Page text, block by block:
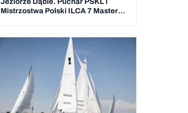
Jeziorze Dąbie. Puchar PSKL i
Mistrzostwa Polski ILCA 7 Masters